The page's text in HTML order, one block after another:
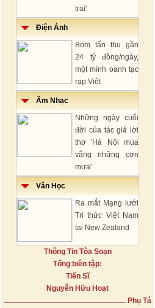
trai'
Điện Ảnh
Bom tấn thu gần
24 tỷ đồng/ngày,
một mình oanh tạc
rạp Việt
Âm Nhạc
Những ngày cuối
đời của tác giả lời
thơ 'Hà Nội mùa
vắng những cơn
mưa'
Văn Học
Ra mắt Mạng lưới
Tri thức Việt Nam
tại New Zealand
Thông Tin Tòa Soạn
Tổng biên tập:
Tiến Sĩ
Nguyễn Hữu Hoạt
Phụ Tá